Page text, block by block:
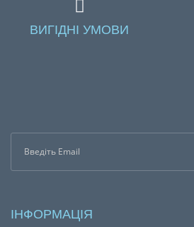
ВИГІДНІ УМОВИ
ІНФОРМАЦІЯ